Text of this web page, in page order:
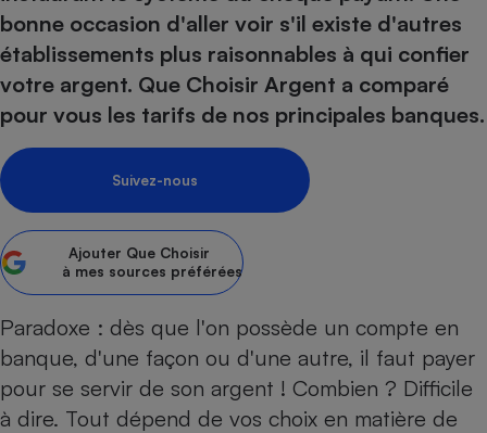
bonne occasion d'aller voir s'il existe d'autres
établissements plus raisonnables à qui confier
votre argent. Que Choisir Argent a comparé
pour vous les tarifs de nos principales banques.
Suivez-nous
Ajouter Que Choisir
à mes sources préférées
Paradoxe : dès que l'on possède un compte en
banque, d'une façon ou d'une autre, il faut payer
pour se servir de son argent ! Combien ? Difficile
à dire. Tout dépend de vos choix en matière de
Sécurité - Hygiène
Assurance
Banque - Crédit
Epargne - Fiscalité
Mutuelle
Circulation routière
Contrôle technique -
Pièce détachée
Moto
Comparateur auto
Supermarché - Drive
Comparatif
Comparatif plaque à
Comparatif hotte
Comparatif cafetière
Comparatif robot cuiseur
Comparatif centrale
Comparatif casque audio
Comparatif barre de son
Comparatif imprimante
Image et son
Informatique
Crédit immobilier
Comparatif tondeuse
Comparatif poêle à
Comparatif radiateur
Chauffage
Produit d'entretien
Sécurité domestique
Maison de retraite
Retraite
Choisir son fioul
Choisir son pellet
Comparateur assurance emprunteur
Energie Moins Chère Ensemble
Tous les comparateurs
Toutes les cartes interactives
Speedtest - Testez le débit de votre
connexion Internet